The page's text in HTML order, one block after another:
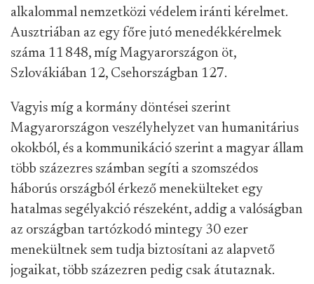
alkalommal nemzetközi védelem iránti kérelmet.
Ausztriában az egy főre jutó menedékkérelmek
száma 11 848, míg Magyarországon öt,
Szlovákiában 12, Csehországban 127.
Vagyis míg a kormány döntései szerint
Magyarországon veszélyhelyzet van humanitárius
okokból, és a kommunikáció szerint a magyar állam
több százezres számban segíti a szomszédos
háborús országból érkező menekülteket egy
hatalmas segélyakció részeként, addig a valóságban
az országban tartózkodó mintegy 30 ezer
menekültnek sem tudja biztosítani az alapvető
jogaikat, több százezren pedig csak átutaznak.